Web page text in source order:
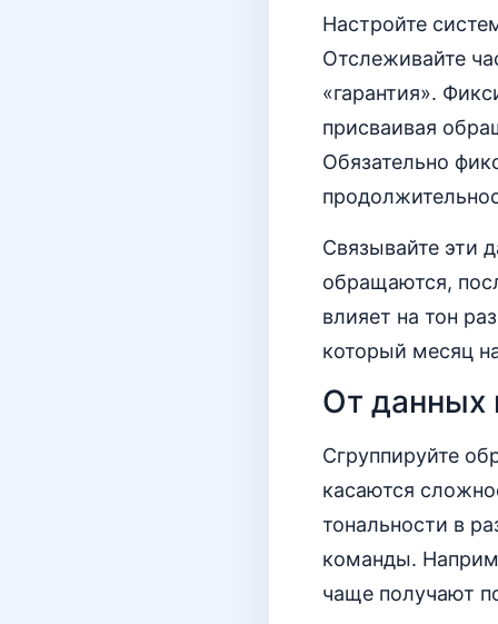
Настройте
Отслеживайте
«гарантия».
присваивая
Обязательно
Связывайте эти
обращаются,
влияет на тон
который месяц
От данных
Сгруппируйте
касаются
тональности в
команды.
чаще получают